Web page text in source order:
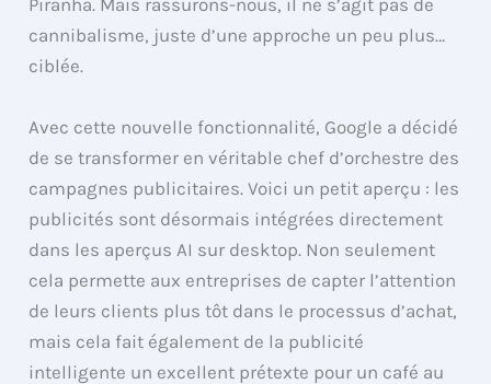
Piranha. Mais rassurons-nous, il ne s’agit pas de
cannibalisme, juste d’une approche un peu plus…
ciblée.
Avec cette nouvelle fonctionnalité, Google a décidé
de se transformer en véritable chef d’orchestre des
campagnes publicitaires. Voici un petit aperçu : les
publicités sont désormais intégrées directement
dans les aperçus AI sur desktop. Non seulement
cela permette aux entreprises de capter l’attention
de leurs clients plus tôt dans le processus d’achat,
mais cela fait également de la publicité
intelligente un excellent prétexte pour un café au